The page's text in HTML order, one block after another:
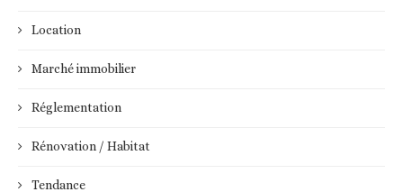
Location
Marché immobilier
Réglementation
Rénovation / Habitat
Tendance